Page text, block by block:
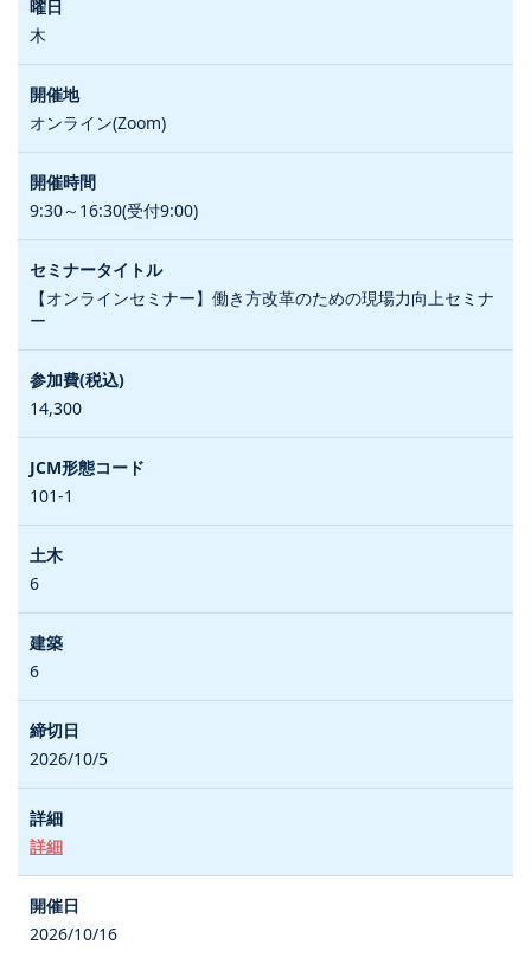
木
オンライン(Zoom)
9:30～16:30(受付9:00)
【オンラインセミナー】働き方改革のための現場力向上セミナ
ー
14,300
101-1
6
6
2026/10/5
詳細
2026/10/16